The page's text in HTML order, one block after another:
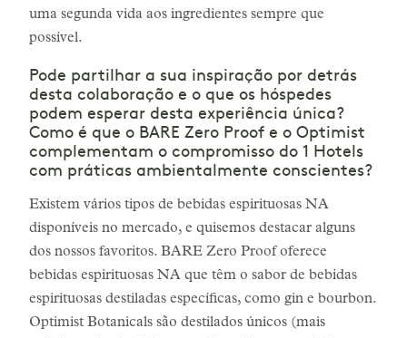
uma segunda vida aos ingredientes sempre que
possível.
Pode partilhar a sua inspiração por detrás
desta colaboração e o que os hóspedes
podem esperar desta experiência única?
Como é que o BARE Zero Proof e o Optimist
complementam o compromisso do 1 Hotels
com práticas ambientalmente conscientes?
Existem vários tipos de bebidas espirituosas NA
disponíveis no mercado, e quisemos destacar alguns
dos nossos favoritos. BARE Zero Proof oferece
bebidas espirituosas NA que têm o sabor de bebidas
espirituosas destiladas específicas, como gin e bourbon.
Optimist Botanicals são destilados únicos (mais